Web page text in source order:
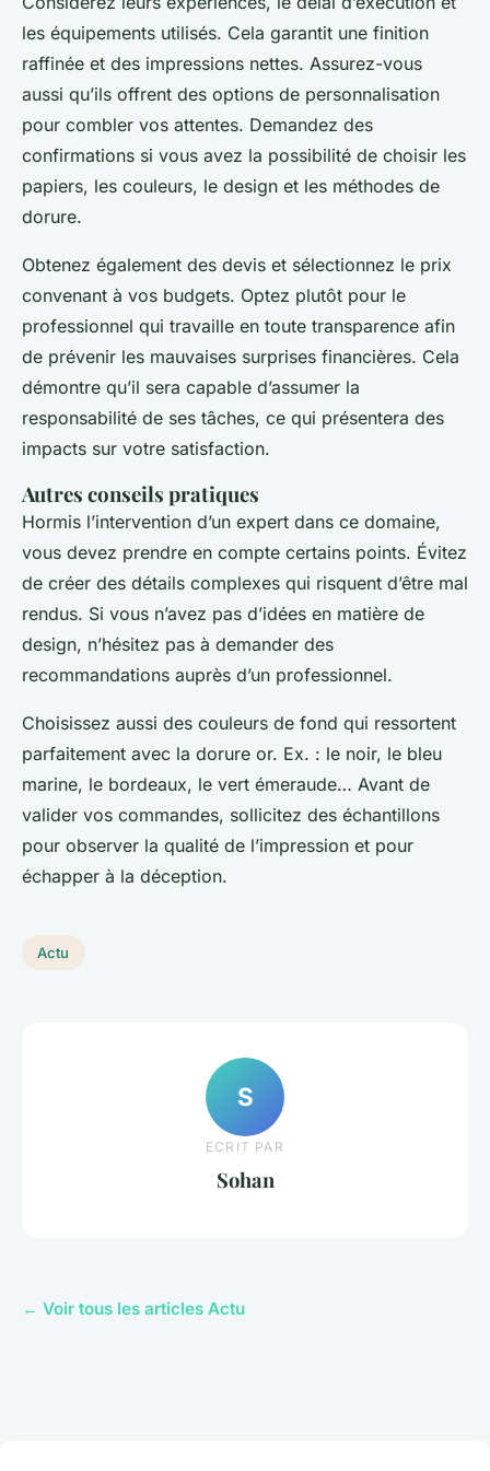
les équipements utilisés. Cela garantit une finition
raffinée et des impressions nettes. Assurez-vous
aussi qu’ils offrent des options de personnalisation
pour combler vos attentes. Demandez des
confirmations si vous avez la possibilité de choisir les
papiers, les couleurs, le design et les méthodes de
dorure.
Obtenez également des devis et sélectionnez le prix
convenant à vos budgets. Optez plutôt pour le
professionnel qui travaille en toute transparence afin
de prévenir les mauvaises surprises financières. Cela
démontre qu’il sera capable d’assumer la
responsabilité de ses tâches, ce qui présentera des
impacts sur votre satisfaction.
Autres conseils pratiques
Hormis l’intervention d’un expert dans ce domaine,
vous devez prendre en compte certains points. Évitez
de créer des détails complexes qui risquent d’être mal
rendus. Si vous n’avez pas d’idées en matière de
design, n’hésitez pas à demander des
recommandations auprès d’un professionnel.
Choisissez aussi des couleurs de fond qui ressortent
parfaitement avec la dorure or. Ex. : le noir, le bleu
marine, le bordeaux, le vert émeraude… Avant de
valider vos commandes, sollicitez des échantillons
pour observer la qualité de l’impression et pour
échapper à la déception.
Actu
S
ECRIT PAR
Sohan
← Voir tous les articles Actu